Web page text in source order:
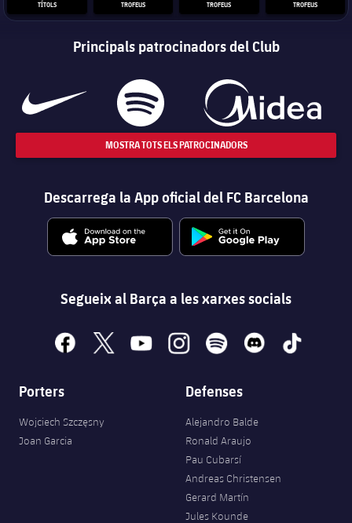
TÍTOLS TROFEUS TROFEUS TROFEUS
Principals patrocinadors del Club
MOSTRA TOTS ELS PATROCINADORS
Descarrega la App oficial del FC Barcelona
Segueix al Barça a les xarxes socials
facebook
x youtubeinstagramspotify discord tiktok
Porters
Wojciech Szczęsny
Joan Garcia
Defenses
Alejandro Balde
Ronald Araujo
Pau Cubarsí
Andreas Christensen
Gerard Martín
Jules Kounde